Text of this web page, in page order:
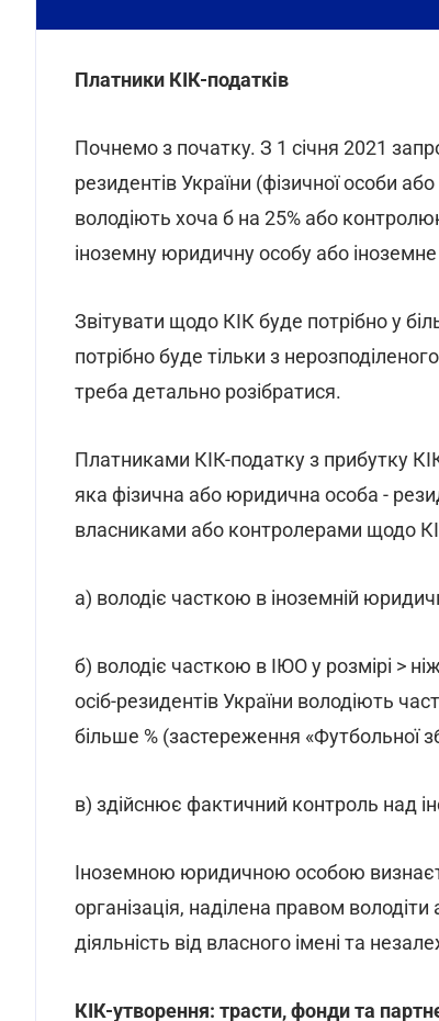
Платники КІК-податків
Почнемо з початку. З 1 січня 2021
резидентів України (фізичної особи
володіють хоча б на 25% або
іноземну юридичну особу або
Звітувати щодо КІК буде потрібно у
потрібно буде тільки з
треба детально розібратися.
Платниками КІК-податку з прибутку
яка фізична або юридична особа -
власниками або контролерами щодо
а) володіє часткою в іноземній
б) володіє часткою в ІЮО у розмірі >
осіб-резидентів України володіють
більше % (застереження «Футбольної
в) здійснює фактичний контроль над
Іноземною юридичною особою
організація, наділена правом
діяльність від власного імені та
КІК-утворення: трасти, фонди та